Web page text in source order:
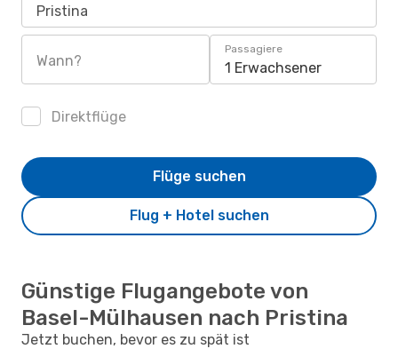
Pristina
Wann?
Passagiere
1 Erwachsener
Direktflüge
Flug + Hotel suchen
Flüge suchen
Günstige Flugangebote von
Basel-Mülhausen nach Pristina
Jetzt buchen, bevor es zu spät ist